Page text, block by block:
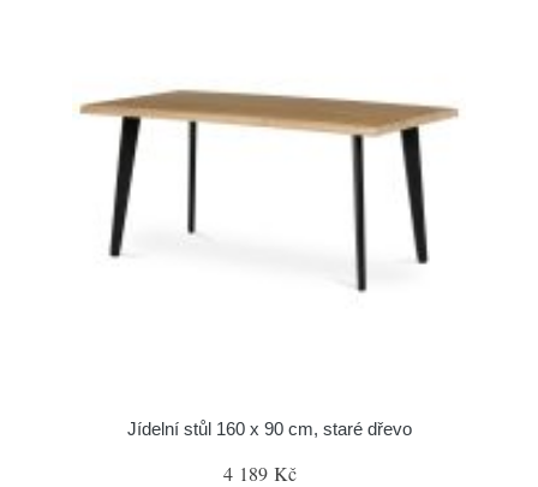
Jídelní stůl 160 x 90 cm, staré dřevo
4 189 Kč